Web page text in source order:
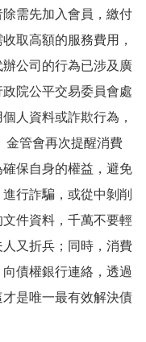
需先加入會員，繳付
取高額的服務費用，
公司的行為已涉及廣
院公平交易委員會處
人資料或詐欺行為，
金管會再次提醒消費
保自身的權益，避免
行詐騙，或從中剝削
件資料，千萬不要輕
又折兵；同時，消費
債權銀行連絡，透過
是唯一最有效解決債